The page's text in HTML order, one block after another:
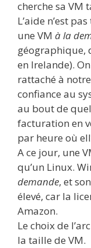
cherche sa VM
L’aide n’est
une VM à la
géographique,
en Irelande).
rattaché à
confiance au
au bout de
facturation en
par heure où
A ce jour, une
qu’un Linux.
demande, et
élevé, car la
Amazon.
Le choix de
la taille de VM.